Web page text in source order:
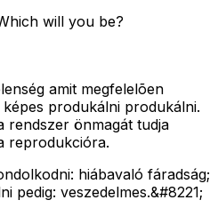
will you be?
amit megfelelõen
produkálni produkálni.
rendszer önmagát tudja
reprodukcióra.
hiábavaló fáradság;
pedig: veszedelmes.&#8221;